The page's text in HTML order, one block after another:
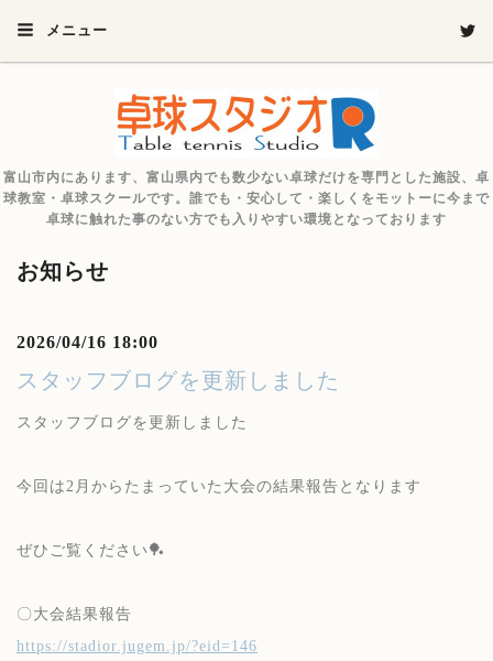
メニュー
富山市内にあります、富山県内でも数少ない卓球だけを専門とした施設、卓
球教室・卓球スクールです。誰でも・安心して・楽しくをモットーに今まで
卓球に触れた事のない方でも入りやすい環境となっております
お知らせ
2026/04/16 18:00
スタッフブログを更新しました
スタッフブログを更新しました
今回は2月からたまっていた大会の結果報告となります
ぜひご覧ください🏓
〇大会結果報告
https://stadior.jugem.jp/?eid=146